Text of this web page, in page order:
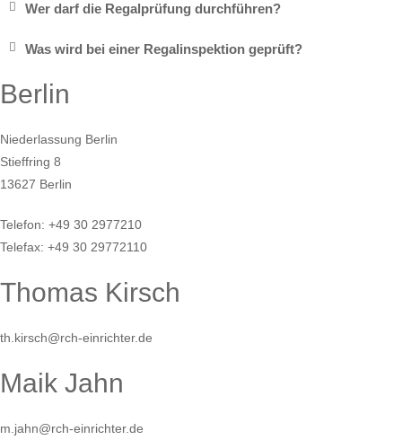
Wer darf die Regalprüfung durchführen?
Was wird bei einer Regalinspektion geprüft?
Berlin
Niederlassung Berlin
Stieffring 8
13627 Berlin
Telefon: +49 30 2977210
Telefax: +49 30 29772110
Thomas Kirsch
th.kirsch@rch-einrichter.de
Maik Jahn
m.jahn@rch-einrichter.de